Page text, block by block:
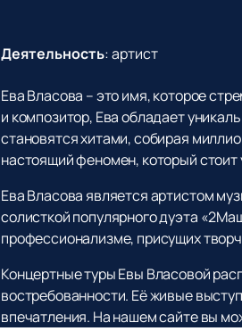
Деятельность:артист
Ева Власова – это имя, которое
и композитор, Ева обладает
становятся хитами, собирая
настоящий феномен, который
Ева Власова является артистом
солисткой популярного дуэта
профессионализме, присущих
Концертные туры Евы Власовой
востребованности. Её живые
впечатления. На нашем сайте вы